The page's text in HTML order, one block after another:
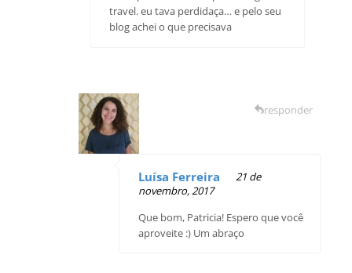
travel. eu tava perdidaça… e pelo seu
blog achei o que precisava
Luísa Ferreira
21 de
novembro, 2017
Que bom, Patricia! Espero que você
aproveite :) Um abraço
responder